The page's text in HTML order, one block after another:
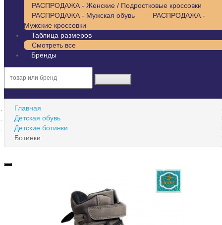
РАСПРОДАЖА - Женские / Подростковые кроссовки
РАСПРОДАЖА - Мужская обувь
РАСПРОДАЖА -
Мужские кроссовки
Таблица размеров
Смотреть все
Бренды
Главная
Детская обувь
Детские ботинки
Ботинки